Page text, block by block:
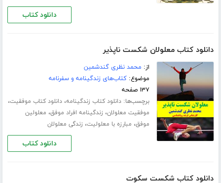
دانلود کتاب
دانلود کتاب معلولان شکست ناپذیر
از: محمد نظری گندشمین
موضوع:کتاب‌های زندگینامه و سفرنامه
۱۳۷ صفحه
برچسب‌ها:دانلود کتاب زندگینامه،دانلود کتاب موفقیت،
موفقیت معلولان، زندگینامه افراد موفق، معلولین
موفق، مبارزه با معلولیت، زندگی معلولان
دانلود کتاب
دانلود کتاب شکست سکوت